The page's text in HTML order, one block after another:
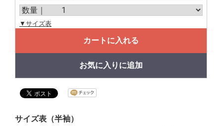
▼サイズ表
カートに入れる
お気に入りに追加
サイズ表（半袖）